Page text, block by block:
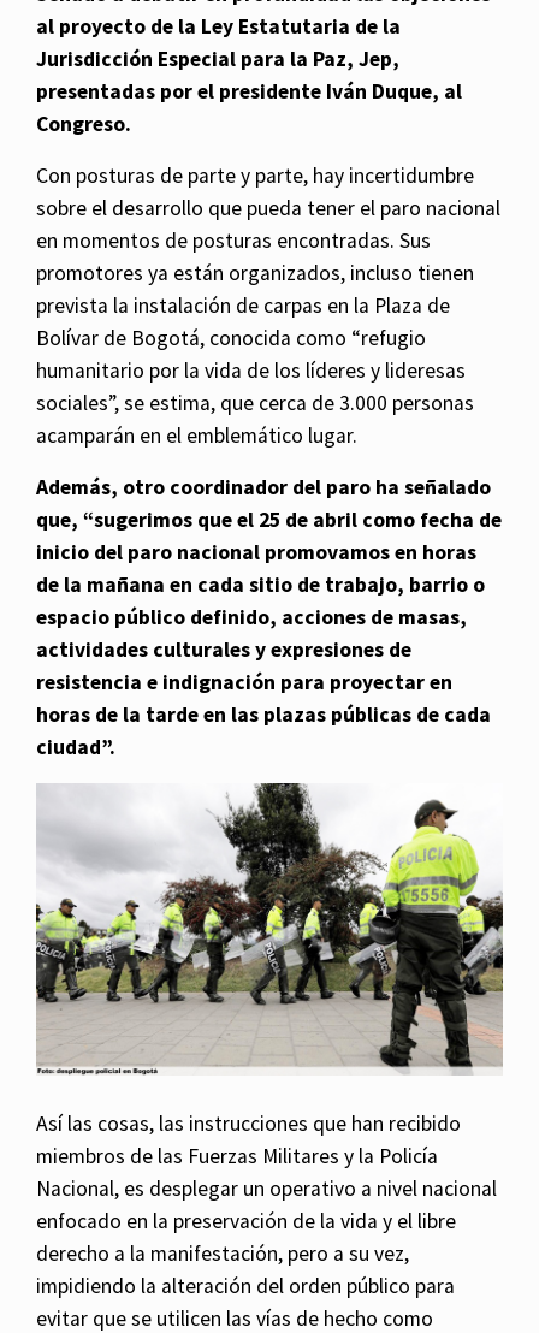
al proyecto de la Ley Estatutaria de la
Jurisdicción Especial para la Paz, Jep,
presentadas por el presidente Iván Duque, al
Congreso.
Con posturas de parte y parte, hay incertidumbre
sobre el desarrollo que pueda tener el paro nacional
en momentos de posturas encontradas. Sus
promotores ya están organizados, incluso tienen
prevista la instalación de carpas en la Plaza de
Bolívar de Bogotá, conocida como “refugio
humanitario por la vida de los líderes y lideresas
sociales”, se estima, que cerca de 3.000 personas
acamparán en el emblemático lugar.
Además, otro coordinador del paro ha señalado
que, “sugerimos que el 25 de abril como fecha de
inicio del paro nacional promovamos en horas
de la mañana en cada sitio de trabajo, barrio o
espacio público definido, acciones de masas,
actividades culturales y expresiones de
resistencia e indignación para proyectar en
horas de la tarde en las plazas públicas de cada
ciudad”.
Así las cosas, las instrucciones que han recibido
miembros de las Fuerzas Militares y la Policía
Nacional, es desplegar un operativo a nivel nacional
enfocado en la preservación de la vida y el libre
derecho a la manifestación, pero a su vez,
impidiendo la alteración del orden público para
evitar que se utilicen las vías de hecho como